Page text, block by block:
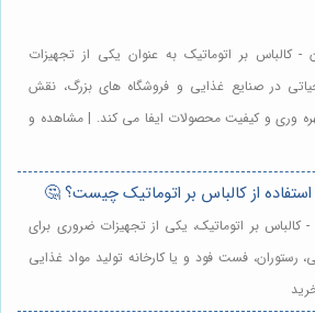
- کالباس بر اتوماتیک به عنوان یکی از تجهیزات
در صنایع غذایی و فروشگاه های بزرگ، نقش
وری و کیفیت محصولات ایفا می کند. | مشاهده و
استفاده از کالباس بر اتوماتیک چیست؟ 🤔
- کالباس بر اتوماتیک، یکی از تجهیزات ضروری برای
رستوران، فست فود و یا کارخانه تولید مواد غذایی